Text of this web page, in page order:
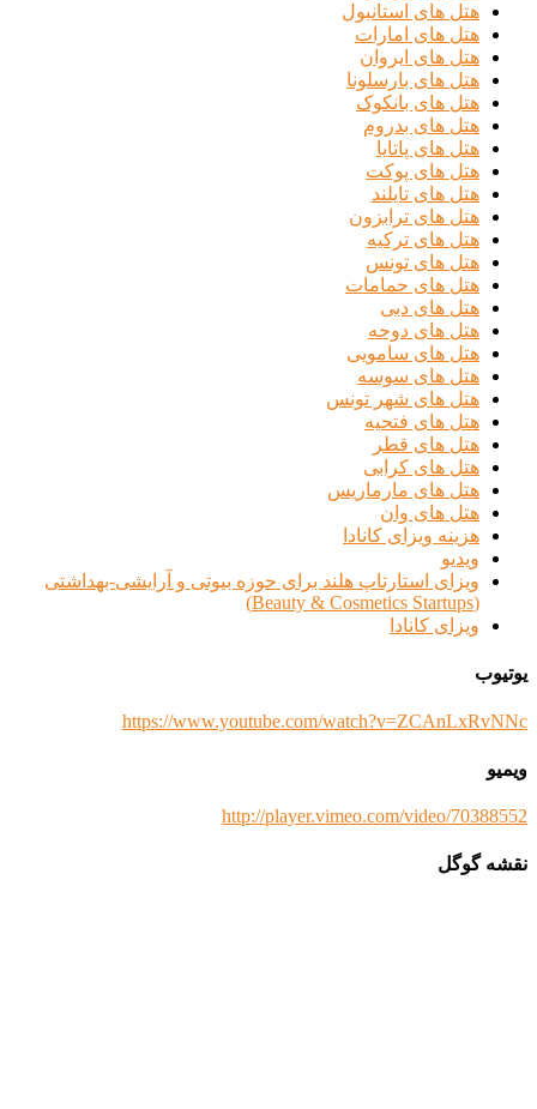
هتل های استانبول
هتل های امارات
هتل های ایروان
هتل های بارسلونا
هتل های بانکوک
هتل های بدروم
هتل های پاتایا
هتل های پوکت
هتل های تایلند
هتل های ترابزون
هتل های ترکیه
هتل های تونس
هتل های حمامات
هتل های دبی
هتل های دوحه
هتل های سامویی
هتل های سوسه
هتل های شهر تونس
هتل های فتحیه
هتل های قطر
هتل های کرابی
هتل های مارماریس
هتل های وان
هزینه ویزای کانادا
ویدیو
ویزای استارتاپ هلند برای حوزه بیوتی و آرایشی-بهداشتی
(Beauty & Cosmetics Startups)
ویزای کانادا
یوتیوب
https://www.youtube.com/watch?v=ZCAnLxRvNNc
ویمیو
http://player.vimeo.com/video/70388552
نقشه گوگل